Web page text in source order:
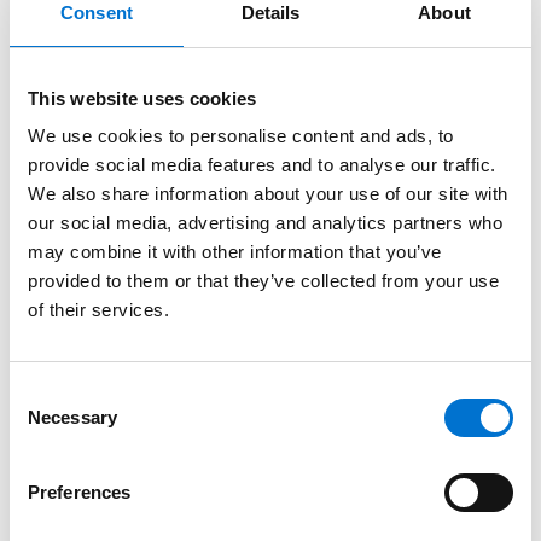
Consent Details About
This website uses cookies
We use cookies to personalise content and ads, to
provide social media features and to analyse our traffic.
We also share information about your use of our site with
our social media, advertising and analytics partners who
may combine it with other information that you’ve
provided to them or that they’ve collected from your use
of their services.
Selection
Necessary
Preferences